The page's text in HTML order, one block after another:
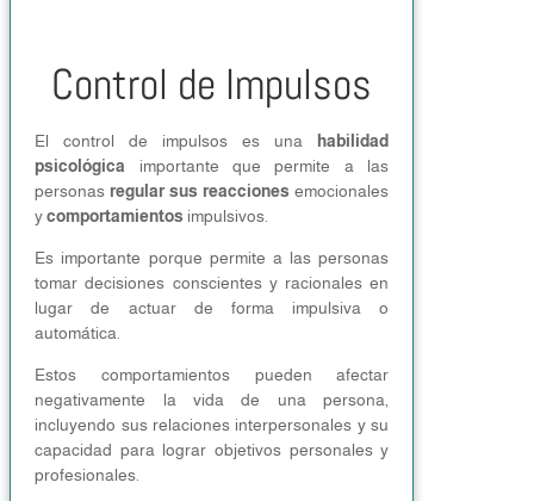
Control de Impulsos
El control de impulsos es una
habilidad
psicológica importante que permite a las
personas regular sus reacciones emocionales
ycomportamientos impulsivos.
Es importante porque permite a las personas
tomar decisiones conscientes y racionales en
lugar de actuar de forma impulsiva o
automática.
Estos comportamientos pueden afectar
negativamente la vida de una persona,
incluyendo sus relaciones interpersonales y su
capacidad para lograr objetivos personales y
profesionales.